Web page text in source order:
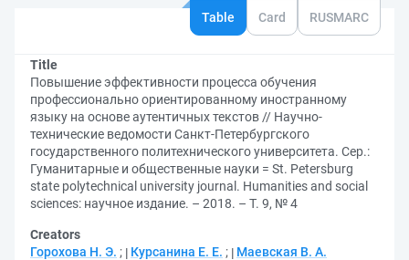
Table Card RUSMARC
Title
Повышение эффективности процесса обучения
профессионально ориентированному иностранному
языку на основе аутентичных текстов // Научно-
технические ведомости Санкт-Петербургского
государственного политехнического университета. Сер.:
Гуманитарные и общественные науки = St. Petersburg
state polytechnical university journal. Humanities and social
sciences: научное издание. – 2018. – Т. 9, № 4
Creators
Горохова Н. Э. ; Курсанина Е. Е. ; Маевская В. А.